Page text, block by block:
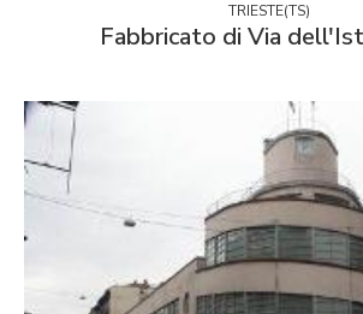
TRIESTE(TS)
Fabbricato di Via